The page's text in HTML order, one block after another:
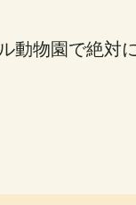
動物園で絶対